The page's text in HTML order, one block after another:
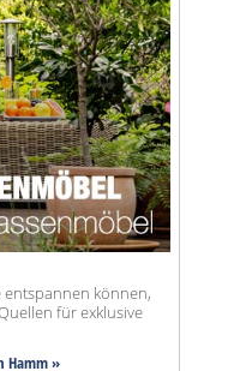
entspannen können,
für exklusive
Hamm »